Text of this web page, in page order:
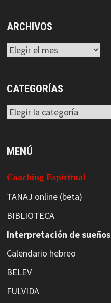
ARCHIVOS
Archivos
CATEGORÍAS
Categorías
MENÚ
Coaching Espiritual
TANAJ online (beta)
BIBLIOTECA
Interpretación de sueños
Calendario hebreo
BELEV
FULVIDA